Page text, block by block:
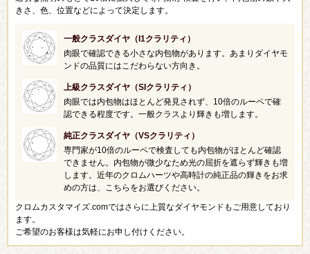
きさ、色、位置などによって決定します。
一般クラスダイヤ（I1クラリティ）
肉眼で確認できる小さな内包物があります。あまりダイヤモ
ンドの品質にはこだわらない方向き。
上級クラスダイヤ（SIクラリティ）
肉眼では内包物はほとんど発見されず、10倍のルーペで確
認できる程度です。一般クラスより輝きも増します。
純正クラスダイヤ（VSクラリティ）
専門家が10倍のルーペで検査しても内包物がほとんど確認
できません。内包物が微少なため光の屈折を遮らず輝きも増
します。近年のクロムハーツや高時計の純正品の輝きをお求
めの方は、こちらをお選びください。
クロムカスタマイズ.comではさらに上質なダイヤモンドもご用意しており
ます。
ご希望のお客様は気軽にお申し付けください。